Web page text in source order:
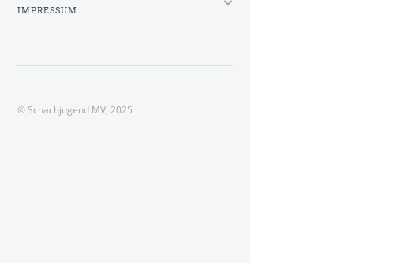
IMPRESSUM
© Schachjugend MV, 2025